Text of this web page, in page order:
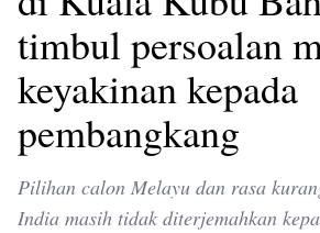
timbul persoalan
keyakinan kepada
pembangkang
Pilihan calon Melayu dan rasa
India masih tidak diterjemahkan